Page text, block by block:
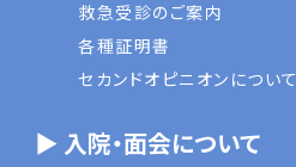
救急受診のご案内
各種証明書
セカンドオピニオンについて
▶ 入院・面会について